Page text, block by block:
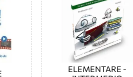
ELEMENTARE -